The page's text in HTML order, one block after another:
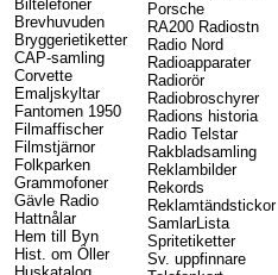
Biltelefoner
Brevhuvuden
Bryggerietiketter
CAP-samling
Corvette
Emaljskyltar
Fantomen 1950
Filmaffischer
Filmstjärnor
Folkparken
Grammofoner
Gävle Radio
Hattnålar
Hem till Byn
Hist. om Öller
Porsche
RA200 Radiostn
Radio Nord
Radioapparater
Radiorör
Radiobroschyrer
Radions historia
Radio Telstar
Rakbladsamling
Reklambilder
Rekords
Reklamtändstickor
SamlarLista
Spritetiketter
Sv. uppfinnare